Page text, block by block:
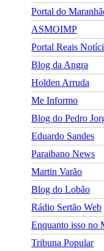
Portal do
ASMOIMP
Portal Reais
Blog da Angra
Holden Arruda
Me Informo
Blog do Pedro
Eduardo Sandes
Paraibano News
Martin Varão
Blog do Lobão
Rádio Sertão Web
Enquanto isso no
Tribuna Popular